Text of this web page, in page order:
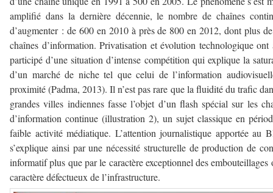
amplifié dans la dernière décennie, le nombre de chaînes
d’augmenter : de 600 en 2010 à près de 800 en 2012, dont plus
chaînes d’information. Privatisation et évolution technologique ont
participé d’une situation d’intense compétition qui explique la
d’un marché de niche tel que celui de l’information
proximité (Padma, 2013). Il n’est pas rare que la fluidité du trafic
grandes villes indiennes fasse l’objet d’un flash spécial sur les
d’information continue (illustration 2), un sujet classique en
faible activité médiatique. L’attention journalistique apportée au
s’explique ainsi par une nécessité structurelle de production de
informatif plus que par le caractère exceptionnel des embouteillages
caractère défectueux de l’infrastructure.